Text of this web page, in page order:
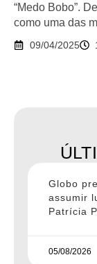
“Medo Bobo”.
como uma das
09/04/2025
Globo
assumir
Patrícia
05/08/2026